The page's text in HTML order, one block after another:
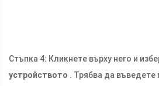
Стъпка 4: Кликнете върху него и
устройството . Трябва да въведете